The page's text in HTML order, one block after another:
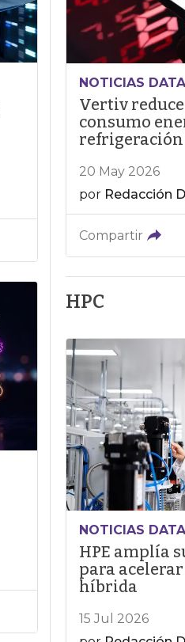
NOTICIAS
Vertiv
consumo
refrigeración
20 May 2026
por Redacción
Compartir
HPC
NOTICIAS
HPE amplía
para
híbrida
15 Jul 2026